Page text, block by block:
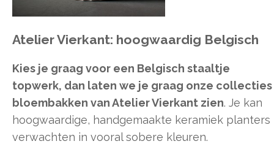
Atelier Vierkant: hoogwaardig Belgisch
Kies je graag voor een Belgisch staaltje
topwerk, dan laten we je graag onze collecties
bloembakken van Atelier Vierkant zien. Je kan
hoogwaardige, handgemaakte keramiek planters
verwachten in vooral sobere kleuren.